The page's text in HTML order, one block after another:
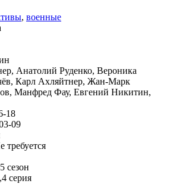
, военные
Анатолий Руденко, Вероника
Карл Ахляйтнер, Жан-Марк
Манфред Фау, Евгений Никитин,
18
09
требуется
сезон
серия